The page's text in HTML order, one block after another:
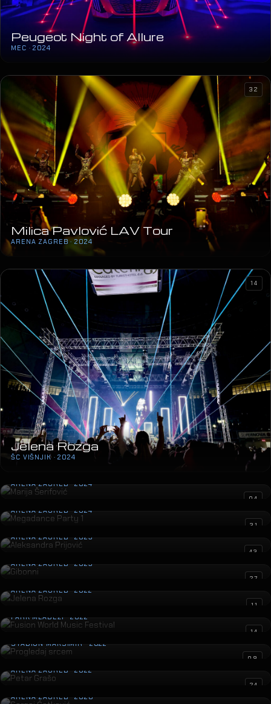
Peugeot Night of Allure
MEC · 2024
Milica Pavlović LAV Tour
ARENA ZAGREB · 2024
32
Jelena Rozga
ŠC VIŠNJIK · 2024
14
ARENA ZAGREB · 2024
04
Megadance Party 1
ARENA ZAGREB · 2024
31
Aleksandra Prijović
ARENA ZAGREB · 2023
43
Gibonni
ARENA ZAGREB · 2023
27
Jelena Rozga
ARENA ZAGREB · 2022
11
Fusion World Music Festival
PARK MLADEŽI · 2022
14
Progledaj srcem
STADION MAKSIMIR · 2022
09
Petar Grašo
ARENA ZAGREB · 2022
24
Sergej Ćetković
ARENA ZAGREB · 2020